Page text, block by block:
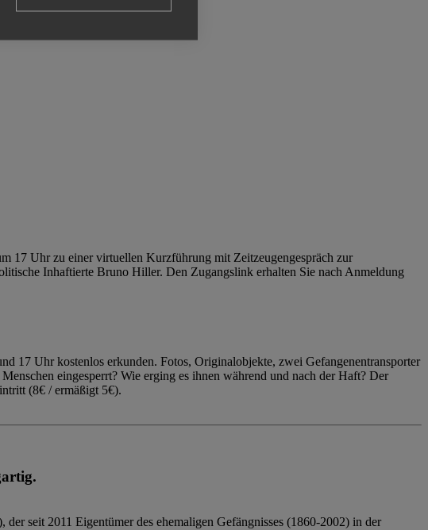
17 Uhr zu einer virtuellen Kurzführung mit Zeitzeugengespräch zur
Inhaftierte Bruno Hiller. Den Zugangslink erhalten Sie nach Anmeldung
17 Uhr kostenlos erkunden. Fotos, Originalobjekte, zwei Gefangenentransporter
eingesperrt? Wie erging es ihnen während und nach der Haft? Der
(8€ / ermäßigt 5€).
seit 2011 Eigentümer des ehemaligen Gefängnisses (1860-2002) in der